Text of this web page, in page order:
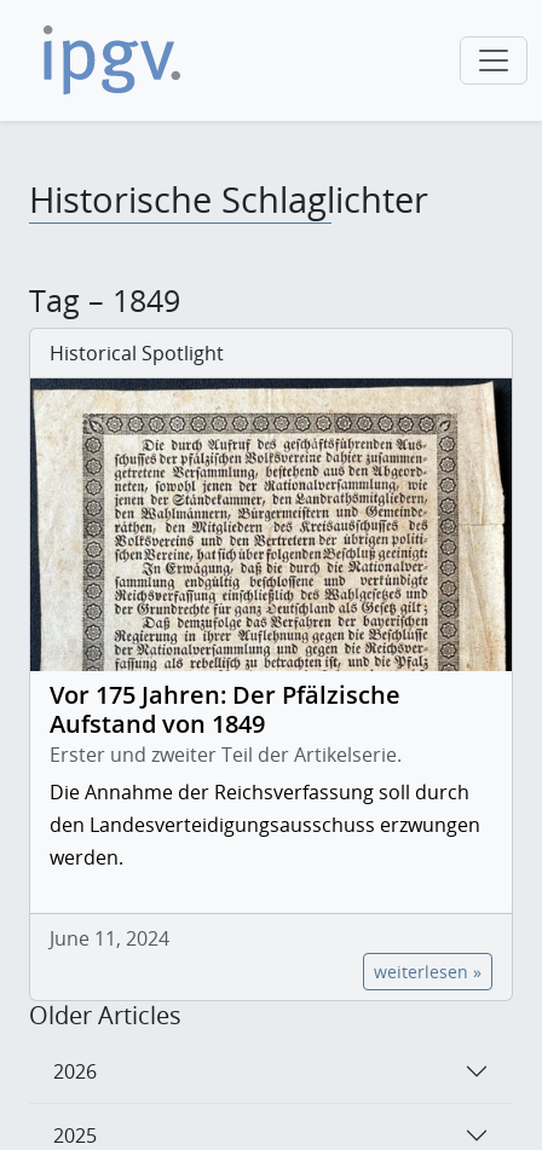
Historische Schlaglichter
Tag – 1849
Historical Spotlight
Vor 175 Jahren: Der Pfälzische
Aufstand von 1849
Erster und zweiter Teil der Artikelserie.
Die Annahme der Reichsverfassung soll durch
den Landesverteidigungsausschuss erzwungen
werden.
June 11, 2024
weiterlesen »
Older Articles
2026
2025